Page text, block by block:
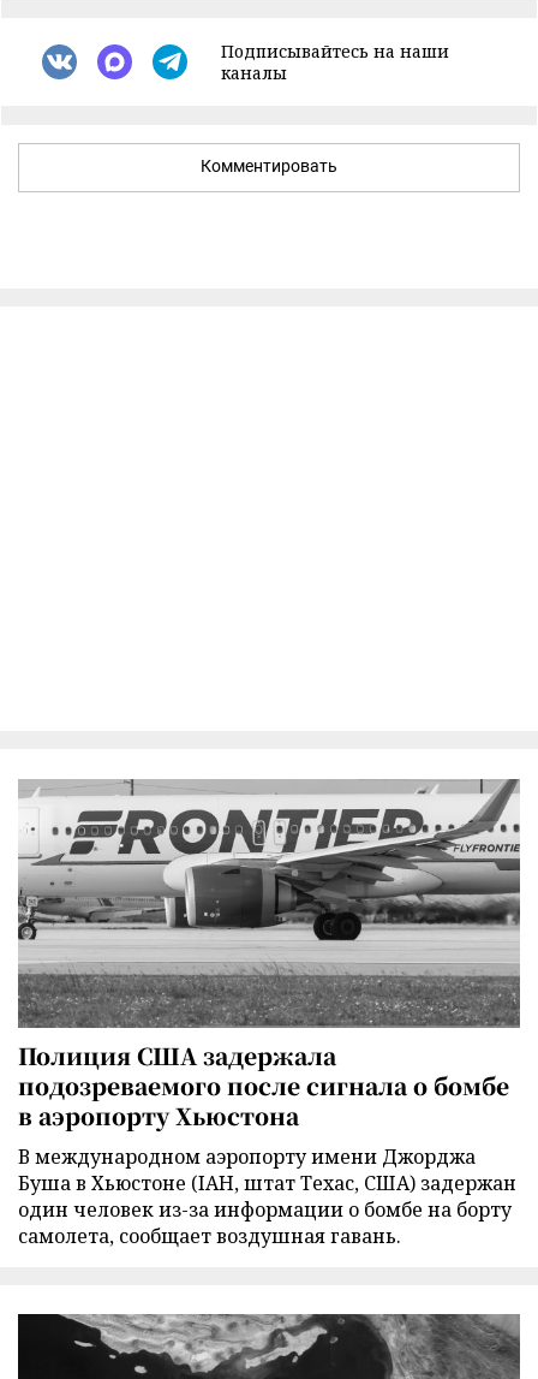
Подписывайтесь на наши
каналы
Комментировать
Полиция США задержала
подозреваемого после сигнала о бомбе
в аэропорту Хьюстона
В международном аэропорту имени Джорджа
Буша в Хьюстоне (IAH, штат Техас, США) задержан
один человек из-за информации о бомбе на борту
самолета, сообщает воздушная гавань.